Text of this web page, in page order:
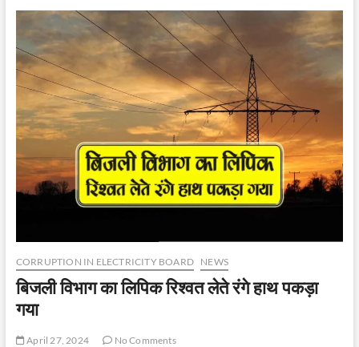
फ्यूज
इंतजामी
उड़ा
है
CORRUPTION IN ELECTRICITY BOARD NEWS
बिजली विभाग का लिपिक रिश्वत लेते रंगे हाथ पकड़ा
गया
April 27, 2024
No Comments